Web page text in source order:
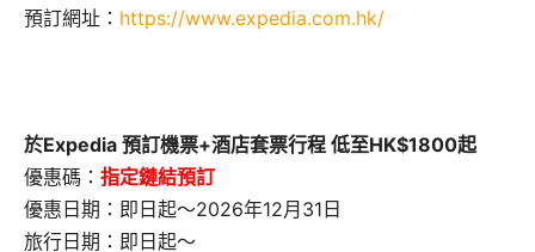
預訂網址： https://www.expedia.com.hk/
於Expedia 預訂機票+酒店套票行程 低至HK$1800起
優惠碼： 指定鏈結預訂
優惠日期：即日起～2026年12月31日
旅行日期：即日起～